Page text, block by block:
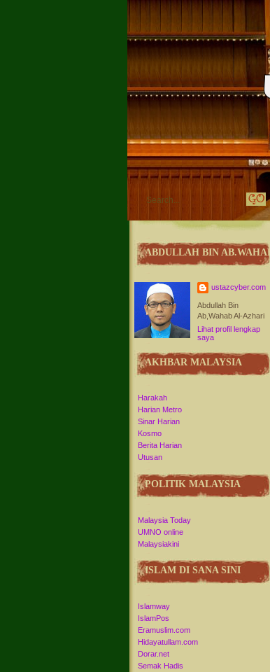
ABDULLAH BIN AB.WAHAB
ustazcyber.com
Abdullah Bin
Ab,Wahab Al-Azhari
Lihat profil lengkap
saya
AKHBAR MALAYSIA
Harakah
Harian Metro
Sinar Harian
Kosmo
Berita Harian
Utusan
POLITIK MALAYSIA
Malaysia Today
UMNO online
Malaysiakini
ISLAM DI SANA SINI
Islamway
IslamPos
Eramuslim.com
Hidayatullam.com
Dorar.net
Semak Hadis